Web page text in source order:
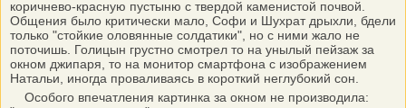
коричнево-красную пустыню с твердой каменистой почвой.
Общения было критически мало, Софи и Шухрат дрыхли, бдели
только "стойкие оловянные солдатики", но с ними жало не
поточишь. Голицын грустно смотрел то на унылый пейзаж за
окном джипаря, то на монитор смартфона с изображением
Натальи, иногда проваливаясь в короткий неглубокий сон.
Особого впечатления картинка за окном не производила: